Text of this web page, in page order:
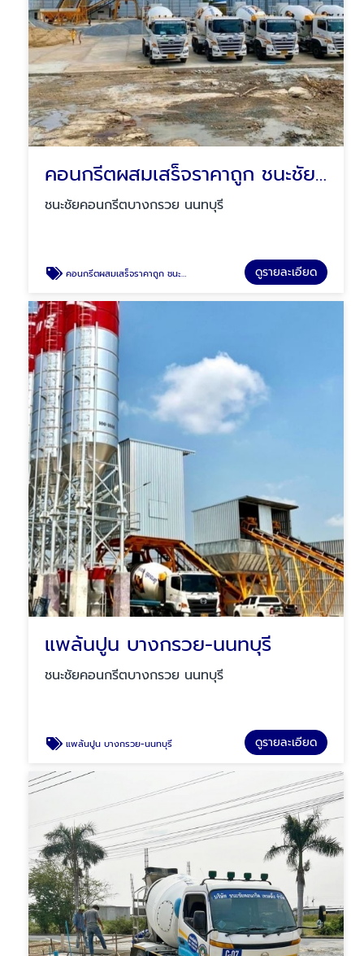
คอนกรีตผสมเสร็จราคาถูก ชนะชัยคอนกรีตนนทบุรี
ชนะชัยคอนกรีตบางกรวย นนทบุรี
คอนกรีตผสมเสร็จราคาถูก ชนะชัยคอนกรีตนนทบุรี ดูรายละเอียด
แพล้นปูน บางกรวย-นนทบุรี
ชนะชัยคอนกรีตบางกรวย นนทบุรี
แพล้นปูน บางกรวย-นนทบุรี ดูรายละเอียด